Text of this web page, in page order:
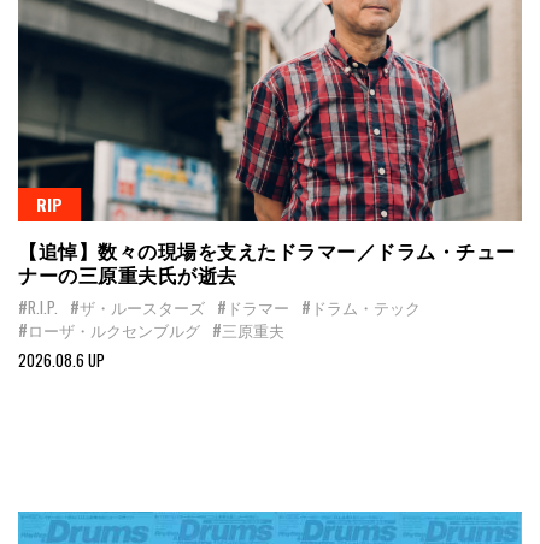
RIP
【追悼】数々の現場を支えたドラマー／ドラム・チュー
ナーの三原重夫氏が逝去
#R.I.P. #ザ・ルースターズ #ドラマー #ドラム・テック
#ローザ・ルクセンブルグ #三原重夫
2026.08.6 UP